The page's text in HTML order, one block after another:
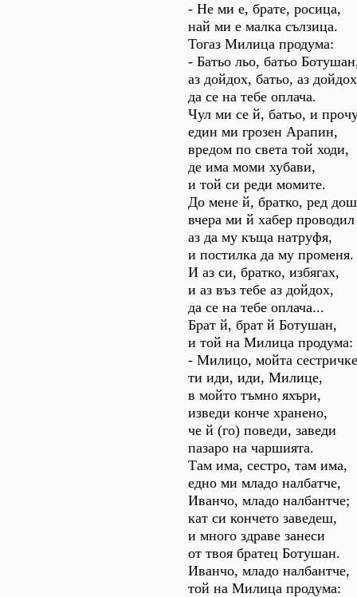
- Не ми е, брате, росица,
най ми е малка сълзица.
Тогаз Милица продума:
- Батьо льо, батьо
аз дойдох, батьо, аз
да се на тебе оплача.
Чул ми се й, батьо, и
един ми грозен Арапин,
вредом по света той ходи,
де има моми хубави,
и той си реди момите.
До мене й, братко, ред
вчера ми й хабер проводил
аз да му къща натруфя,
и постилка да му променя.
И аз си, братко, избягах,
и аз въз тебе аз дойдох,
да се на тебе оплача...
Брат й, брат й Ботушан,
и той на Милица продума:
- Милицо, мойта
ти иди, иди, Милице,
в мойто тъмно яхъри,
изведи конче хранено,
че й (го) поведи, заведи
пазаро на чаршията.
Там има, сестро, там има,
едно ми младо налбатче,
Иванчо, младо налбантче;
кат си кончето заведеш,
и много здраве занеси
от твоя братец Ботушан.
Иванчо, младо налбантче,
той на Милица продума: